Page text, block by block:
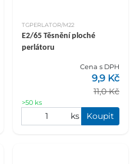
TGPERLATOR/M22
E2/65 Těsnění ploché
perlátoru
Cena s DPH
11,0 Kč
9,9 Kč
>50 ks
ks Koupit